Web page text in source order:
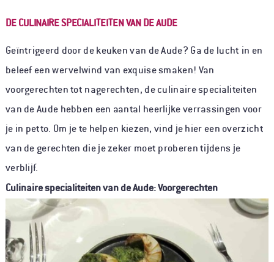
DE CULINAIRE SPECIALITEITEN VAN DE AUDE
Geïntrigeerd door de keuken van de Aude? Ga de lucht in en
beleef een wervelwind van exquise smaken! Van
voorgerechten tot nagerechten, de culinaire specialiteiten
van de Aude hebben een aantal heerlijke verrassingen voor
je in petto. Om je te helpen kiezen, vind je hier een overzicht
van de gerechten die je zeker moet proberen tijdens je
verblijf.
Culinaire specialiteiten van de Aude: Voorgerechten